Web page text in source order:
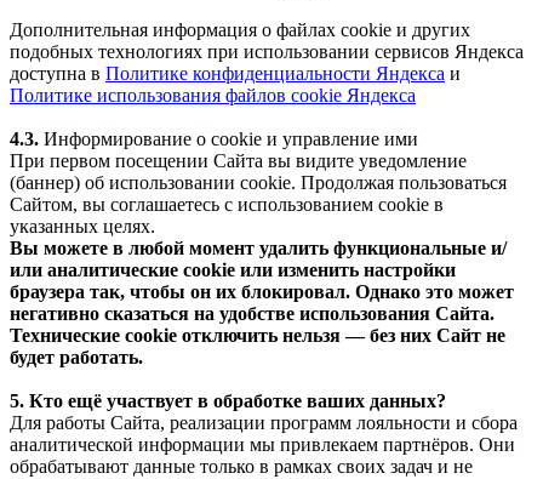
Дополнительная информация о файлах cookie и других
подобных технологиях при использовании сервисов Яндекса
доступна в Политике конфиденциальности Яндекса и
Политике использования файлов cookie Яндекса
4.3. Информирование о cookie и управление ими
При первом посещении Сайта вы видите уведомление
(баннер) об использовании cookie. Продолжая пользоваться
Сайтом, вы соглашаетесь с использованием cookie в
указанных целях.
Вы можете в любой момент удалить функциональные и/
или аналитические cookie или изменить настройки
браузера так, чтобы он их блокировал. Однако это может
негативно сказаться на удобстве использования Сайта.
Технические cookie отключить нельзя — без них Сайт не
будет работать.
5. Кто ещё участвует в обработке ваших данных?
Для работы Сайта, реализации программ лояльности и сбора
аналитической информации мы привлекаем партнёров. Они
обрабатывают данные только в рамках своих задач и не